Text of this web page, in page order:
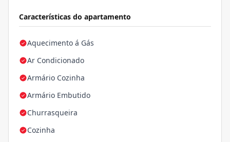
Características do apartamento
Aquecimento á Gás
Ar Condicionado
Armário Cozinha
Armário Embutido
Churrasqueira
Cozinha